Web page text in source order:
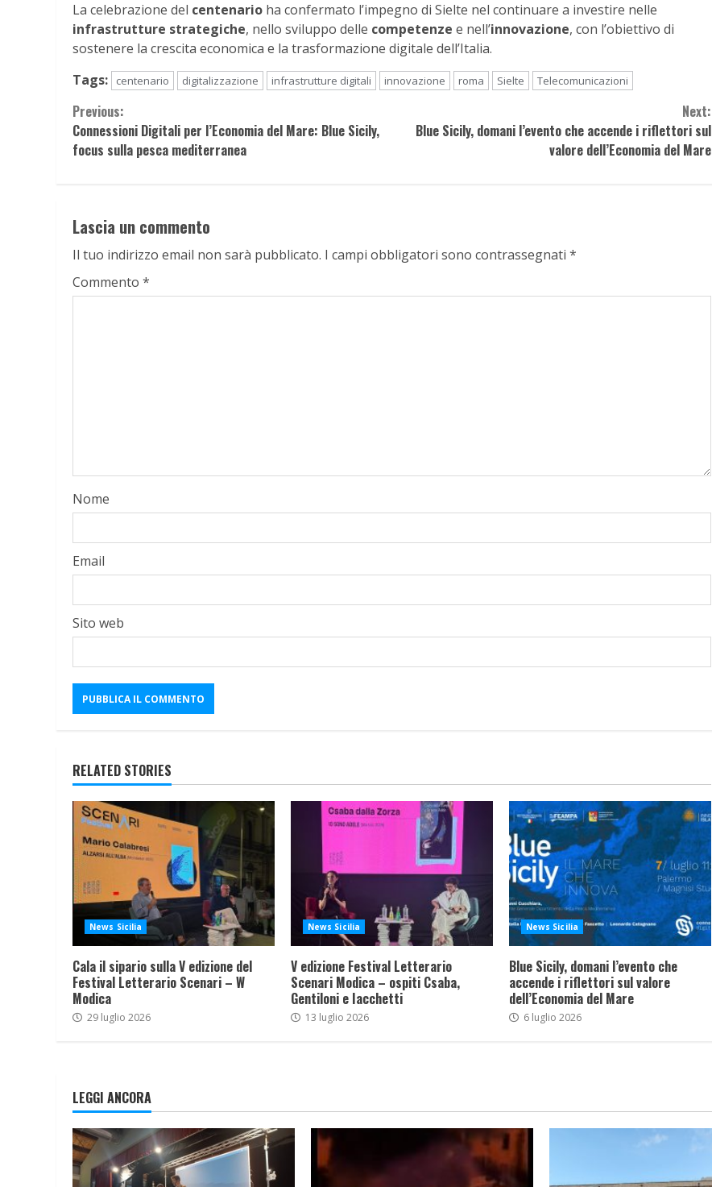
La celebrazione del centenario ha confermato l’impegno di Sielte nel continuare a investire nelle
infrastrutture strategiche, nello sviluppo delle competenze e nell’innovazione, con l’obiettivo di
sostenere la crescita economica e la trasformazione digitale dell’Italia.
Tags:
centenario digitalizzazione infrastrutture digitali innovazione roma Sielte Telecomunicazioni
Continue
Reading
Previous:
Connessioni Digitali per l’Economia del Mare: Blue Sicily,
focus sulla pesca mediterranea
Next:
Blue Sicily, domani l’evento che accende i riflettori sul
valore dell’Economia del Mare
Lascia un commento
Il tuo indirizzo email non sarà pubblicato. I campi obbligatori sono contrassegnati *
Commento *
Nome
Email
Sito web
RELATED STORIES
News Sicilia
Cala il sipario sulla V edizione del
Festival Letterario Scenari – W
Modica
29 luglio 2026
News Sicilia
V edizione Festival Letterario
Scenari Modica – ospiti Csaba,
Gentiloni e Iacchetti
13 luglio 2026
News Sicilia
Blue Sicily, domani l’evento che
accende i riflettori sul valore
dell’Economia del Mare
6 luglio 2026
LEGGI ANCORA